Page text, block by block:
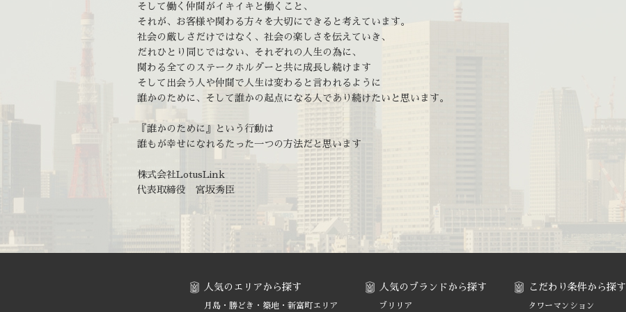
そして働く仲間がイキイキと働くこと、
それが、お客様や関わる方々を大切にできると考えています。
社会の厳しさだけではなく、社会の楽しさを伝えていき、
だれひとり同じではない、それぞれの人生の為に、
関わる全てのステークホルダーと共に成長し続けます
そして出会う人や仲間で人生は変わると言われるように
誰かのために、そして誰かの起点になる人であり続けたいと思います。
『誰かのために』という行動は
誰もが幸せになれるたった一つの方法だと思います
株式会社LotusLink
代表取締役 宮坂秀臣
人気のエリアから探す
月島・勝どき・築地・新富町エリア
人気のブランドから探す
ブリリア
こだわり条件から探す
タワーマンション